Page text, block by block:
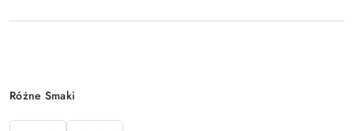
Wariant
Różne Smaki